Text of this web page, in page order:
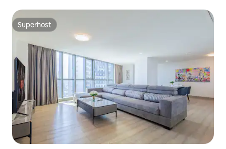
Superhost
Superhost